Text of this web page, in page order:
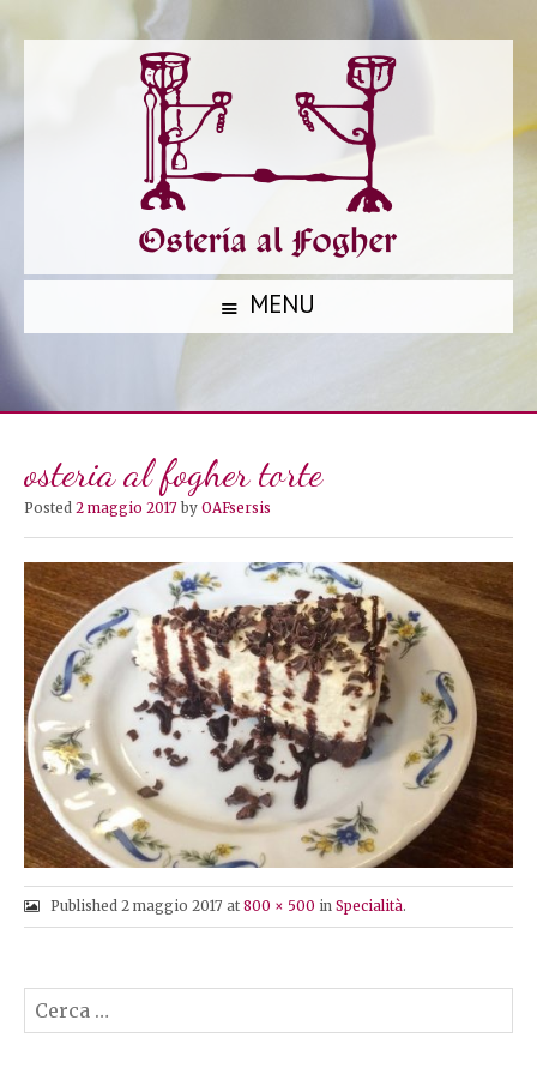
MENU
S
I
T
O
C
O
N
T
E
N
T
osteria al fogher torte
Posted 2 maggio 2017 by OAFsersis
Published 2 maggio 2017 at 800 × 500 in Specialità.
per: